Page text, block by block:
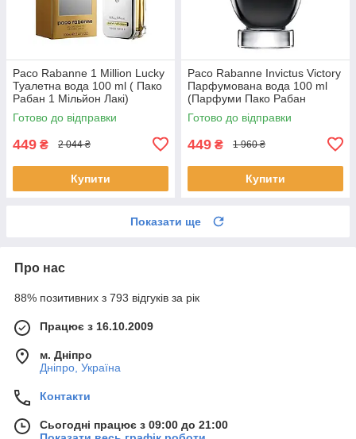
Paco Rabanne 1 Million Lucky
Туалетна вода 100 ml ( Пако
Рабан 1 Мільйон Лакі)
Готово до відправки
449 ₴ 2 044 ₴
Купити
Paco Rabanne Invictus Victory
Парфумована вода 100 ml
(Парфуми Пако Рабан
Інквіктус Вікторі Чоловічі)
Готово до відправки
449 ₴ 1 960 ₴
Купити
Показати ще
Про нас
88% позитивних з 793 відгуків за рік
Працює з 16.10.2009
м. Дніпро
Дніпро, Україна
Контакти
Сьогодні працює з 09:00 до 21:00